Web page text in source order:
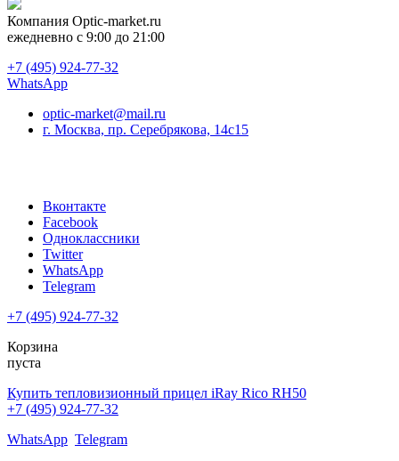
Компания Optic-market.ru
ежедневно с 9:00 до 21:00
+7 (495) 924-77-32
WhatsApp
optic-market@mail.ru
г. Москва, пр. Серебрякова, 14с15
Вконтакте
Facebook
Одноклассники
Twitter
WhatsApp
Telegram
+7 (495) 924-77-32
Корзина
пуста
Купить тепловизионный прицел iRay Rico RH50
+7 (495) 924-77-32
WhatsApp Telegram